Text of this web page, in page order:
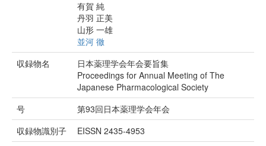
有賀 純
丹羽 正美
山形 一雄
並河 徹
収録物名
日本薬理学会年会要旨集
Proceedings for Annual Meeting of The
Japanese Pharmacological Society
号
第93回日本薬理学会年会
収録物識別子
EISSN 2435-4953